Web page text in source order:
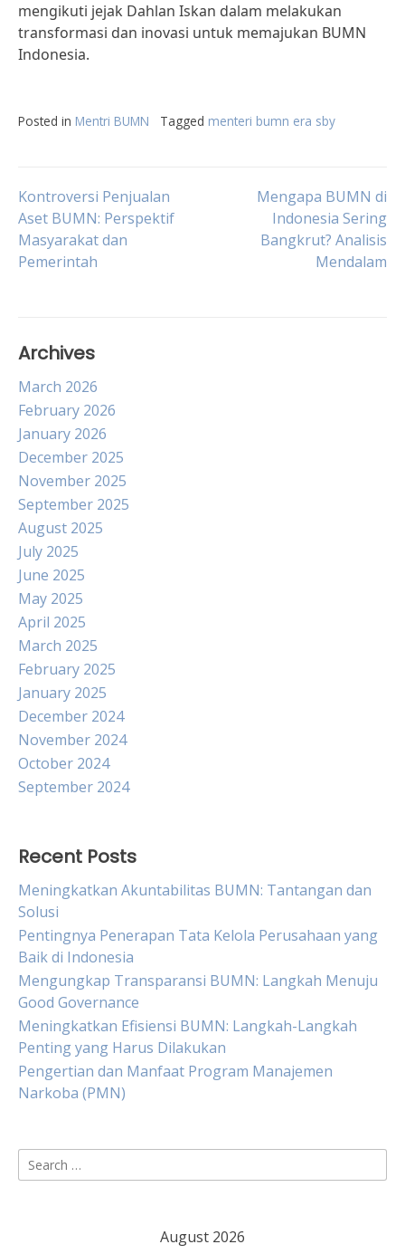
mengikuti jejak Dahlan Iskan dalam melakukan
transformasi dan inovasi untuk memajukan BUMN
Indonesia.
Posted in Mentri BUMN Tagged menteri bumn era sby
Post
navigation
Kontroversi Penjualan
Aset BUMN: Perspektif
Masyarakat dan
Pemerintah
Mengapa BUMN di
Indonesia Sering
Bangkrut? Analisis
Mendalam
Archives
March 2026
February 2026
January 2026
December 2025
November 2025
September 2025
August 2025
July 2025
June 2025
May 2025
April 2025
March 2025
February 2025
January 2025
December 2024
November 2024
October 2024
September 2024
Recent Posts
Meningkatkan Akuntabilitas BUMN: Tantangan dan
Solusi
Pentingnya Penerapan Tata Kelola Perusahaan yang
Baik di Indonesia
Mengungkap Transparansi BUMN: Langkah Menuju
Good Governance
Meningkatkan Efisiensi BUMN: Langkah-Langkah
Penting yang Harus Dilakukan
Pengertian dan Manfaat Program Manajemen
Narkoba (PMN)
Search
for:
August 2026